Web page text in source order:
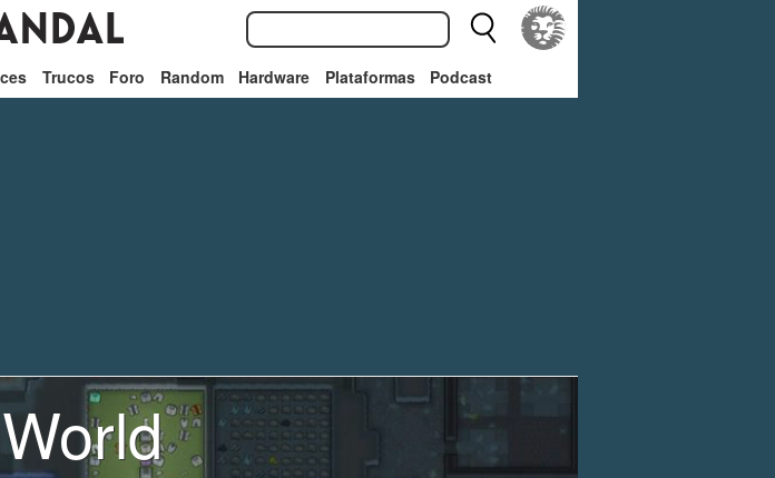
Trucos Foro Random Hardware Plataformas Podcast